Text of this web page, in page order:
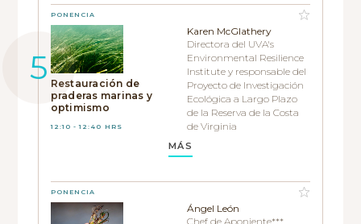
PONENCIA
Restauración de
praderas marinas y
optimismo
12:10 - 12:40 HRS
Karen McGlathery
Directora del UVA's
Environmental Resilience
Institute y responsable del
Proyecto de Investigación
Ecológica a Largo Plazo
de la Reserva de la Costa
de Virginia
MÁS
PONENCIA
Ángel León
Chef de Aponiente***